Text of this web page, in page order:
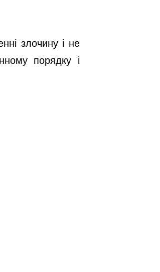
злочину і не
порядку і